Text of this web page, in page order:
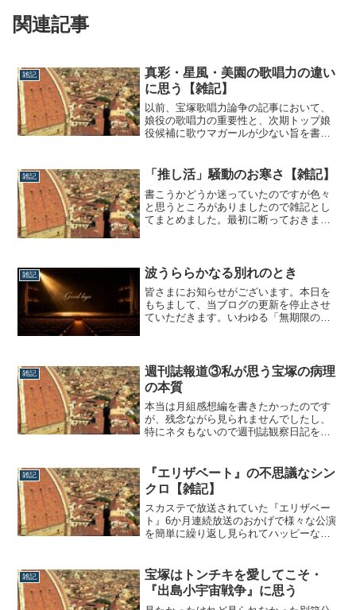
関連記事
雑記
真彩・星風・美園の歌唱力の違い
に思う【雑記】
以前、宝塚歌唱力論争の記事において、
娘役の歌唱力の重要性と、次期トップ娘
役候補に歌ウマガールが少ない旨を書き
階として、娘役の歌唱力について補筆し
ておこうと思います。星風まどかと美園
さくらの歌唱力の違いこのブログを長く
ご覧になって...
雑記 「推し活」騒動のお寒さ【雑記】
書こうかどうか迷っていたのですが色々
と思うところがありましたので雑記とし
てまとめました。最初に断っておきます
日前に界隈で話題になっている「推し
活」サイトですが。（分からんという方
はご自分でご検索...
雑記 波うららかなる別れのとき
皆さまにお知らせがございます。本日を
もちまして、当ブログの更新を停止させ
ていただきます。いわゆる「無期限の活
とうございました。更新を停止する理由
は、応援していた朝美絢がトップに立
ち、一...
雑記
週刊誌報道③私が思う宝塚の病理
の本質
本当は月組感想編を書きたかったのです
が、残念ながら見られませんでしたし、
特にネタもないので週刊誌観察日記を綴
みました。何か文句あります？週刊誌報
道第3弾はまさかの「過去編」です。個人
的に腑に落ちたこと木場理事長といえ
ば、理事長...
雑記
『エリザベート』の不思議なシン
クロ【雑記】
スカステで放送されていた『エリザベー
ト』6か月連続放送のおかげで様々な公演
を簡単に繰り返し見られてハッピーな蒼
ることでしょうか。さすが宝塚の代表作
だぜっ!!ということで過去10回公演してい
る『エリザベート』ですが各組のプロデ
雑記
宝塚はトンチキを愛してこそ・
『出島小宇宙戦争』に思う